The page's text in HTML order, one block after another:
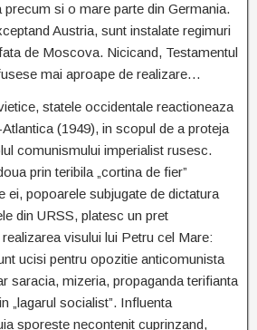
precum si o mare parte din Germania.
Austria, sunt instalate regimuri
de Moscova. Nicicand, Testamentul
mai aproape de realizare…
statele occidentale reactioneaza
(1949), in scopul de a proteja
comunismului imperialist rusesc.
prin teribila „cortina de fier”
ei, popoarele subjugate de dictatura
din URSS, platesc un pret
visului lui Petru cel Mare:
ucisi pentru opozitie anticomunista
saracia, mizeria, propaganda terifianta
„lagarul socialist”. Influenta
sporeste necontenit cuprinzand,